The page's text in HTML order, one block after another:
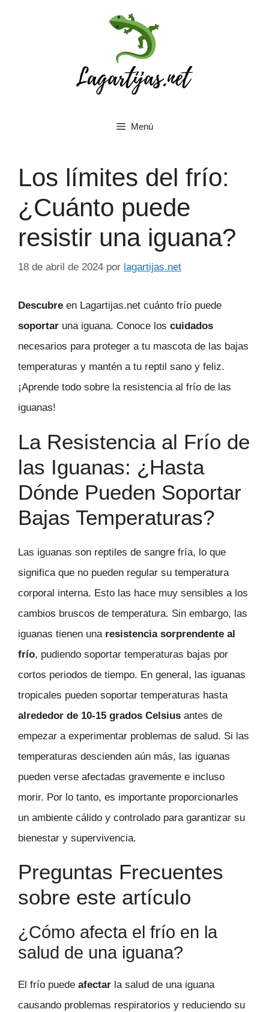
Menú
Los límites del frío:
¿Cuánto puede
resistir una iguana?
18 de abril de 2024 por lagartijas.net
Descubre en Lagartijas.net cuánto frío puede
soportar una iguana. Conoce los cuidados
necesarios para proteger a tu mascota de las bajas
temperaturas y mantén a tu reptil sano y feliz.
¡Aprende todo sobre la resistencia al frío de las
iguanas!
La Resistencia al Frío de
las Iguanas: ¿Hasta
Dónde Pueden Soportar
Bajas Temperaturas?
Las iguanas son reptiles de sangre fría, lo que
significa que no pueden regular su temperatura
corporal interna. Esto las hace muy sensibles a los
cambios bruscos de temperatura. Sin embargo, las
iguanas tienen una resistencia sorprendente al
frío, pudiendo soportar temperaturas bajas por
cortos periodos de tiempo. En general, las iguanas
tropicales pueden soportar temperaturas hasta
alrededor de 10-15 grados Celsius antes de
empezar a experimentar problemas de salud. Si las
temperaturas descienden aún más, las iguanas
pueden verse afectadas gravemente e incluso
morir. Por lo tanto, es importante proporcionarles
un ambiente cálido y controlado para garantizar su
bienestar y supervivencia.
Preguntas Frecuentes
sobre este artículo
¿Cómo afecta el frío en la
salud de una iguana?
El frío puede afectar la salud de una iguana
causando problemas respiratorios y reduciendo su